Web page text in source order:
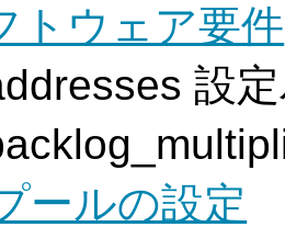
トウェア要件
設
ールの設定